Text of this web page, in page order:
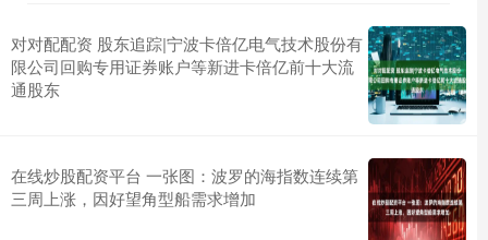
对对配配资 股东追踪|宁波卡倍亿电气技术股份有
限公司回购专用证券账户等新进卡倍亿前十大流
通股东
在线炒股配资平台 一张图：波罗的海指数连续第
三周上涨，因好望角型船需求增加